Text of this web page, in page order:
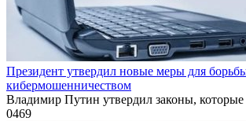
Президент утвердил новые меры для
кибермошенничеством
Владимир Путин утвердил законы, которые
0469